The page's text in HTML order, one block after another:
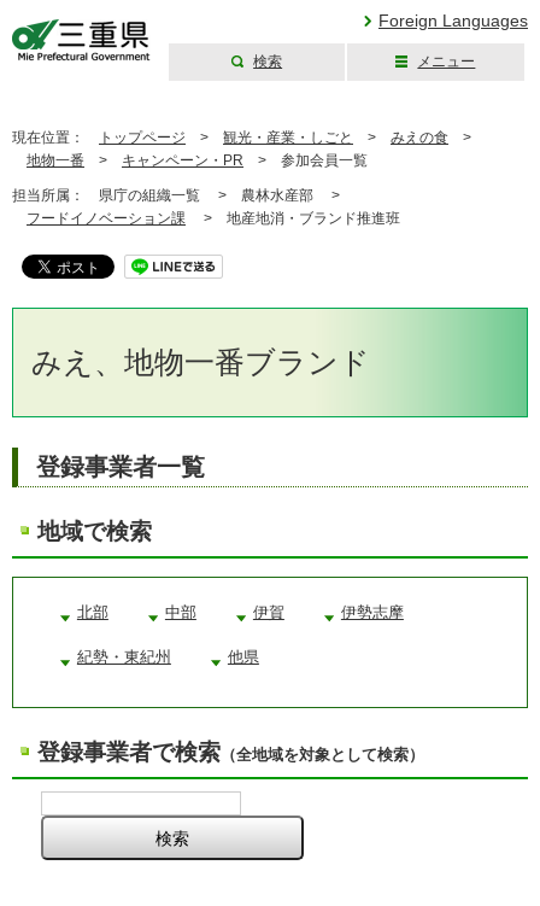
Foreign Languages
検索 メニュー
現在位置： トップページ > 観光・産業・しごと > みえの食 >
地物一番 > キャンペーン・PR > 参加会員一覧
担当所属： 県庁の組織一覧 > 農林水産部 >
フードイノベーション課 > 地産地消・ブランド推進班
みえ、地物一番ブランド
登録事業者一覧
地域で検索
北部 中部 伊賀 伊勢志摩
紀勢・東紀州 他県
登録事業者で検索 （全地域を対象として検索）